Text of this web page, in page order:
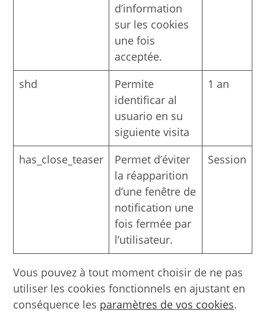
d’information
sur les cookies
une fois
acceptée.
shd
Permite
identificar al
usuario en su
siguiente visita
1 an
has_close_teaser
Permet d’éviter
la réapparition
d’une fenêtre de
notification une
fois fermée par
l’utilisateur.
Session
Vous pouvez à tout moment choisir de ne pas
utiliser les cookies fonctionnels en ajustant en
conséquence les paramètres de vos cookies.